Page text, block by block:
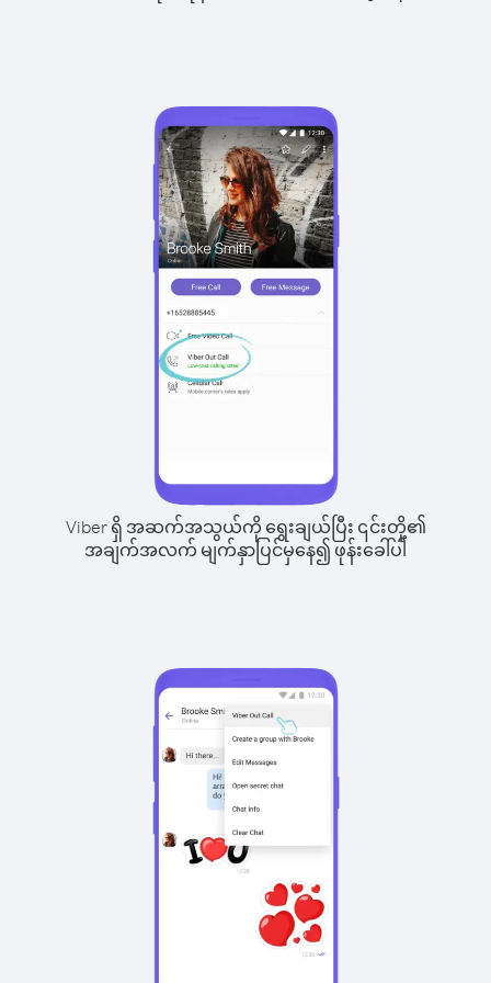
Viber ရှိ အဆက်အသွယ်ကို ရွေးချယ်ပြီး ၎င်းတို့၏
အချက်အလက် မျက်နှာပြင်မှနေ၍ ဖုန်းခေါ်ပါ